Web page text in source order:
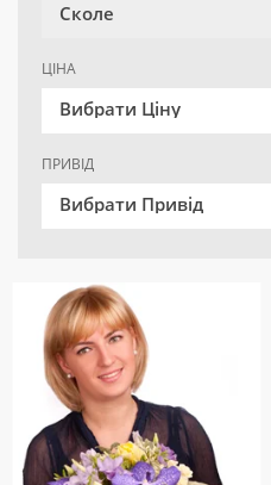
Сколе
ЦІНА
Вибрати Ціну
ПРИВІД
Вибрати Привід